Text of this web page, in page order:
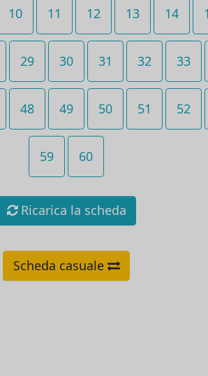
10 11 12 13 14
29 30 31 32 33
48 49 50 51 52
59 60
Ricarica la scheda
Scheda casuale